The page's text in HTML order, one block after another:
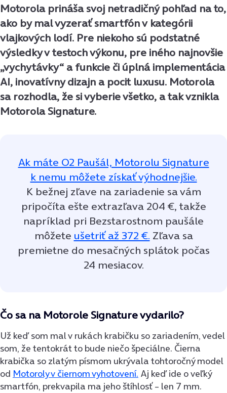
Motorola prináša svoj netradičný pohľad na to,
ako by mal vyzerať smartfón v kategórii
vlajkových lodí. Pre niekoho sú podstatné
výsledky v testoch výkonu, pre iného najnovšie
„vychytávky“ a funkcie či úplná implementácia
AI, inovatívny dizajn a pocit luxusu. Motorola
sa rozhodla, že si vyberie všetko, a tak vznikla
Motorola Signature.
Ak máte O2 Paušál, Motorolu Signature
k nemu môžete získať výhodnejšie.
K bežnej zľave na zariadenie sa vám
pripočíta ešte extrazľava 204 €, takže
napríklad pri Bezstarostnom paušále
môžete ušetriť až 372 €. Zľava sa
premietne do mesačných splátok počas
24 mesiacov.
Čo sa na Motorole Signature vydarilo?
Už keď som mal v rukách krabičku so zariadením, vedel
som, že tentokrát to bude niečo špeciálne. Čierna
krabička so zlatým písmom ukrývala tohtoročný model
od Motoroly v čiernom vyhotovení. Aj keď ide o veľký
smartfón, prekvapila ma jeho štíhlosť – len 7 mm.